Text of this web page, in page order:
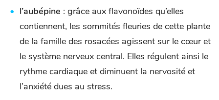
l’aubépine : grâce aux flavonoïdes qu’elles
contiennent, les sommités fleuries de cette plante
de la famille des rosacées agissent sur le cœur et
le système nerveux central. Elles régulent ainsi le
rythme cardiaque et diminuent la nervosité et
l’anxiété dues au stress.